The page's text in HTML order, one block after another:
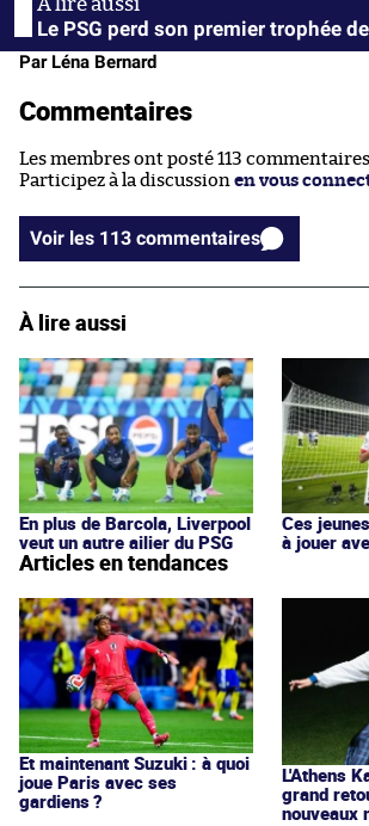
Le PSG perd son premier trophée
Par Léna Bernard
Commentaires
Les membres ont posté 113
Participez à la discussion en vous
Voir les 113 commentaires
À lire aussi
En plus de Barcola, Liverpool
veut un autre ailier du PSG
Ces
à jouer
Articles en tendances
Et maintenant Suzuki : à quoi
joue Paris avec ses
gardiens ?
L'Athens
grand
nouveaux